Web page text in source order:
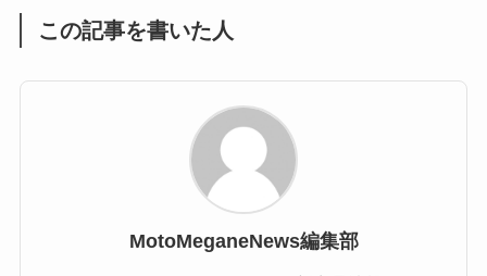
この記事を書いた人
MotoMeganeNews編集部